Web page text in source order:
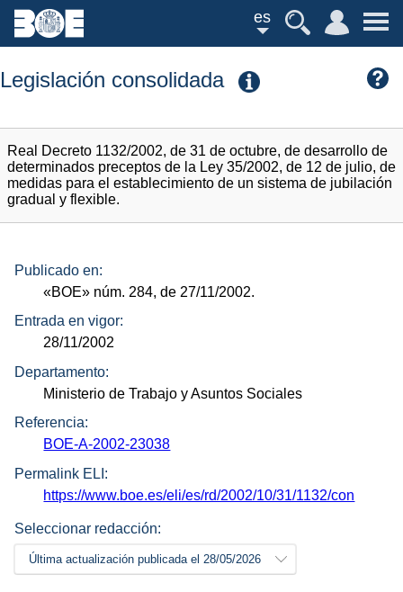
es
Legislación consolidada
Real Decreto 1132/2002, de 31 de octubre, de desarrollo de
determinados preceptos de la Ley 35/2002, de 12 de julio, de
medidas para el establecimiento de un sistema de jubilación
gradual y flexible.
Publicado en:
«BOE» núm. 284, de 27/11/2002.
Entrada en vigor:
28/11/2002
Departamento:
Ministerio de Trabajo y Asuntos Sociales
Referencia:
BOE-A-2002-23038
Permalink ELI:
https://www.boe.es/eli/es/rd/2002/10/31/1132/con
Seleccionar redacción:
Última actualización publicada el 28/05/2026